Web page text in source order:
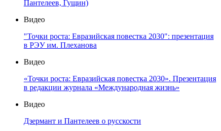
Пантелеев, Гущин)
Видео
"Точки роста: Евразийская повестка 2030": презентация
в РЭУ им. Плеханова
Видео
«Точки роста: Евразийская повестка 2030». Презентация
в редакции журнала «Международная жизнь»
Видео
Дзермант и Пантелеев о русскости